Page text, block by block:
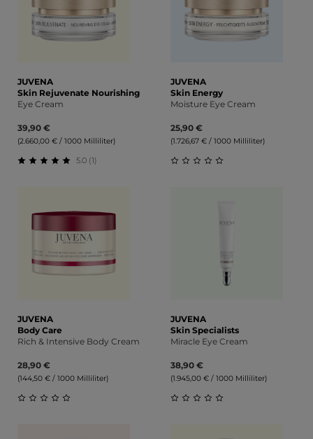
JUVENA
Skin Rejuvenate Nourishing
Eye Cream
39,90 €
(2.660,00 € / 1000 Milliliter)
5.0 (1)
JUVENA
Skin Energy
Moisture Eye Cream
25,90 €
(1.726,67 € / 1000 Milliliter)
JUVENA
Body Care
Rich & Intensive Body Cream
28,90 €
(144,50 € / 1000 Milliliter)
JUVENA
Skin Specialists
Miracle Eye Cream
38,90 €
(1.945,00 € / 1000 Milliliter)